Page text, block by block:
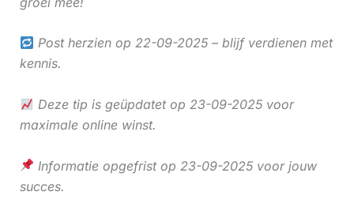
Post herzien op 22-09-2025 – blijf verdienen met
kennis.
Deze tip is geüpdatet op 23-09-2025 voor
maximale online winst.
Informatie opgefrist op 23-09-2025 voor jouw
succes.